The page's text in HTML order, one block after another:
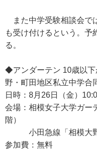
また中学受験相談会で
も受け付けるという。予
る。
◆アンダーテン 10歳以下
野・町田地区私立中学合
日時：8月26日（金）
会場：相模女子大学ガー
階）
小田急線「相模大野
参加費：無料